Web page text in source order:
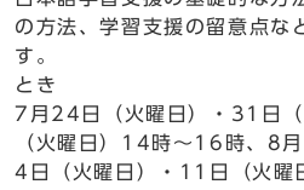
の方法、学習支援の留意点な
す。
とき
7月24日（火曜日）・31日
（火曜日）14時～16時、8
4日（火曜日）・11日（火